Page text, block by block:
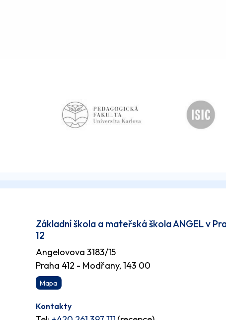
Základní škola a mateřská škola ANGEL v
12
Angelovova 3183/15
Praha 412 - Modřany, 143 00
Mapa
Kontakty